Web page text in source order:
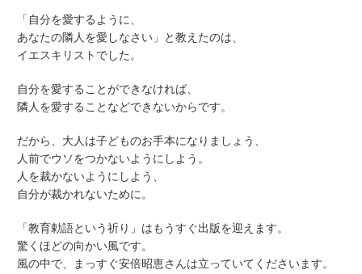
「自分を愛するように、
あなたの隣人を愛しなさい」と教えたのは、
イエスキリストでした。
自分を愛することができなければ、
隣人を愛することなどできないからです。
だから、大人は子どものお手本になりましょう、
人前でウソをつかないようにしよう。
人を裁かないようにしよう、
自分が裁かれないために。
「教育勅語という祈り」はもうすぐ出版を迎えます。
驚くほどの向かい風です。
風の中で、まっすぐ安倍昭恵さんは立っていてくださいます。